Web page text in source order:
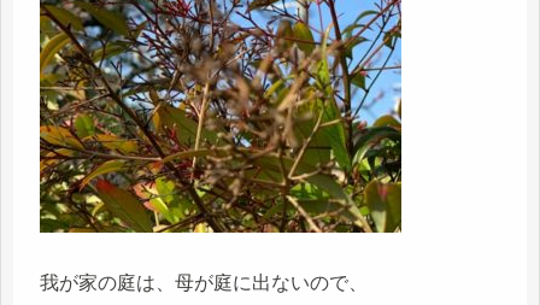
我が家の庭は、母が庭に出ないので、